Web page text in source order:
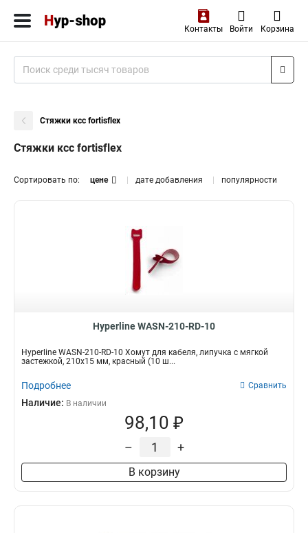
Контакты Войти Корзина
Стяжки ксс fortisflex
Стяжки ксс fortisflex
Сортировать по: цене дате добавления популярности
Hyperline WASN-210-RD-10
Hyperline WASN-210-RD-10 Хомут для кабеля, липучка с мягкой
застежкой, 210x15 мм, красный (10 ш...
Подробнее Сравнить
Наличие: В наличии
98,10 ₽
– +
В корзину